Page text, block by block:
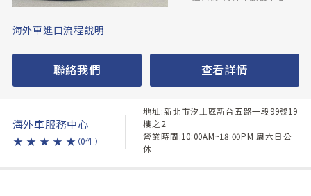
海外車進口流程說明
聯絡我們 查看詳情
海外車服務中心
★ ★ ★ ★ ★ （0件）
地址:新北市汐止區新台五路一段99號19
樓之2
營業時間:10:00AM~18:00PM 周六日公
休